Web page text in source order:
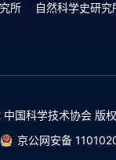
所 自然科学史研究
国科学技术协会 版
京公网安备